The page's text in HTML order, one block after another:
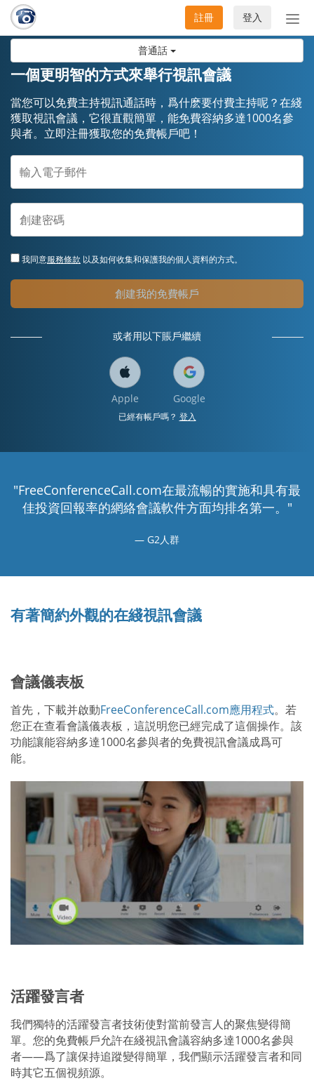
普通話
切
換
登入
註冊
一個更明智的方式來舉行視訊會議
當您可以免費主持視訊通話時，爲什麽要付費主持呢？在綫
獲取視訊會議，它很直觀簡單，能免費容納多達1000名參
與者。立即注冊獲取您的免費帳戶吧！
我同意服務條款 以及如何收集和保護我的個人資料的方式。
創建我的免費帳戶
或者用以下賬戶繼續
Apple Google
已經有帳戶嗎？ 登入
"FreeConferenceCall.com在最流暢的實施和具有最
佳投資回報率的網絡會議軟件方面均排名第一。"
G2人群
有著簡約外觀的在綫視訊會議
會議儀表板
首先，下載并啟動FreeConferenceCall.com應用程式。若
您正在查看會議儀表板，這説明您已經完成了這個操作。該
功能讓能容納多達1000名參與者的免費視訊會議成爲可
能。
活躍發言者
我們獨特的活躍發言者技術使對當前發言人的聚焦變得簡
單。您的免費帳戶允許在綫視訊會議容納多達1000名參與
者——爲了讓保持追蹤變得簡單，我們顯示活躍發言者和同
時其它五個視頻源。